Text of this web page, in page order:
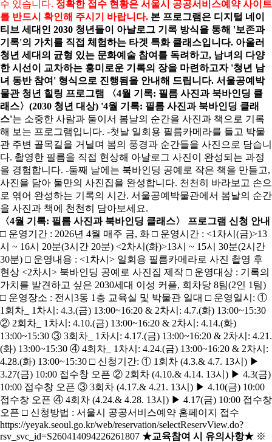
수 있습니다. 정확한 접수 현황은 서울시 공공서비스예약 사이트
를 반드시 확인해 주시기 바랍니다. 본 프로그램은 디지털 네이
티브 세대인 2030 청년들이 아날로그 기록 방식을 통해 '보존과
기록'의 가치를 직접 체험하는 타겟 특화 클래스입니다. 아울러
청년 세대의 균형 있는 문화예술 참여를 독려하고, 남녀의 다양
한 시선이 교차하는 흥미로운 기록의 장을 마련하고자 '청년 남
녀 동반 참여' 형식으로 진행됨을 안내해 드립니다. 서울공예박
물관 청년 힐링 프로그램 〈4월 기록: 필름 사진과 북바인딩 클
래스〉(2030 청년 대상) '4월 기록: 필름 사진과 북바인딩 클래
스'는 소중한 사람과 둘이서 봄날의 순간을 사진과 책으로 기록
해 보는 프로그램입니다. -첫날 일회용 필름카메라를 들고 박물
관 주변 골목길을 거닐며 봄의 풍경과 순간들을 사진으로 담습니
다. 촬영한 필름을 직접 현상해 아날로그 사진이 완성되는 과정
을 경험합니다. -둘째 날에는 북바인딩 공예로 작은 책을 만들고,
사진을 담아 둘만의 사진집을 완성합니다. 천천히 바라보고 손으
로 엮어 완성하는 기록의 시간. 서울공예박물관에서 봄날의 순간
을 사진과 책에 천천히 담아보세요.
〈4월 기록: 필름 사진과 북바인딩 클래스〉 프로그램 신청 안내
□ 운영기간 : 2026년 4월 매주 금, 화 □ 운영시간 : <1차시(금)>13
시 ~ 16시 20분(3시간 20분) <2차시(화)>13시 ~ 15시 30분(2시간
30분) □ 운영내용 : <1차시> 일회용 필름카메라로 사진 촬영 후
현상 <2차시> 북바인딩 공예로 사진집 제작 □ 운영대상 : 기록의
가치를 발견하고 싶은 2030세대 이성 커플, 회차당 8팀(2인 1팀)
□ 운영장소 : 전시3동 1층 교육실 및 박물관 일대 □ 운영일시: ①
1회차_ 1차시: 4.3.(금) 13:00~16:20 & 2차시: 4.7.(화) 13:00~15:30
② 2회차_ 1차시: 4.10.(금) 13:00~16:20 & 2차시: 4.14.(화)
13:00~15:30 ③ 3회차_ 1차시: 4.17.(금) 13:00~16:20 & 2차시: 4.21.
(화) 13:00~15:30 ④ 4회차_ 1차시: 4.24.(금) 13:00~16:20 & 2차시:
4.28.(화) 13:00~15:30 □ 신청기간: ① 1회차 (4.3.& 4.7. 13시) ▶
3.27(금) 10:00 접수창 오픈 ② 2회차 (4.10.& 4.14. 13시) ▶ 4.3(금)
10:00 접수창 오픈 ③ 3회차 (4.17.& 4.21. 13시) ▶ 4.10(금) 10:00
접수창 오픈 ④ 4회차 (4.24.& 4.28. 13시) ▶ 4.17(금) 10:00 접수창
오픈 □ 신청방법 : 서울시 공공서비스예약 홈페이지 접수
https://yeyak.seoul.go.kr/web/reservation/selectReservView.do?
rsv_svc_id=S260414094226261807 ★교육참여 시 유의사항★ ※